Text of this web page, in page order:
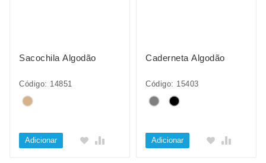
Sacochila Algodão
Código: 14851
Adicionar
Caderneta Algodão
Código: 15403
Adicionar